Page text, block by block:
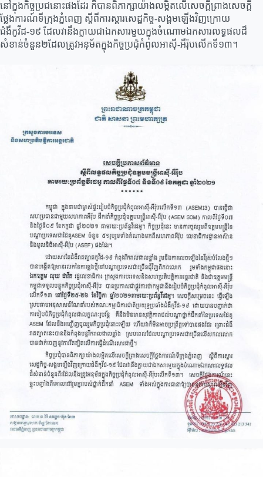
នៅក្នុងកិច្ចប្រជនោះផងដែរ ក៏បានពិភាក្សាយ៉ាងលម្អិតលើសេចក្ដីព្រាងសេចក្ដី
ថ្លែងការណ៍ទីក្រុងភ្នំពេញ ស្ដីពីការស្ដារសេដ្ឋកិច្ច-សង្គមឡើងវិញក្រោយ
ជំងឺកូវីដ-១៩ ដែលវានឹងក្លាយជាឯកសារមួយក្នុងចំណោមឯកសារលទ្ធផលដ៏
សំខាន់ចំនួន២ដែលត្រូវអនុម័តក្នុងកិច្ចប្រជុំកំពូលអាស៊ី-អឺរ៉ុបលើកទី១៣។